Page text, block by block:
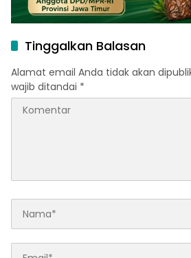
Tinggalkan Balasan
Alamat email Anda tidak akan
wajib ditandai *